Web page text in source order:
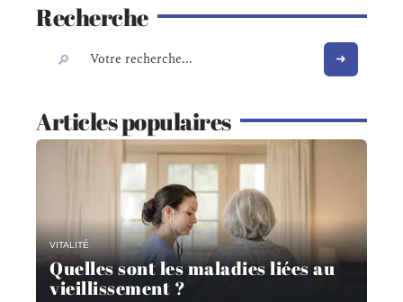
Recherche
Articles populaires
VITALITÉ
Quelles sont les maladies liées au
vieillissement ?